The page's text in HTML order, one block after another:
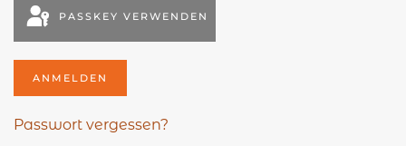
PASSKEY VERWENDEN
ANMELDEN
Passwort vergessen?